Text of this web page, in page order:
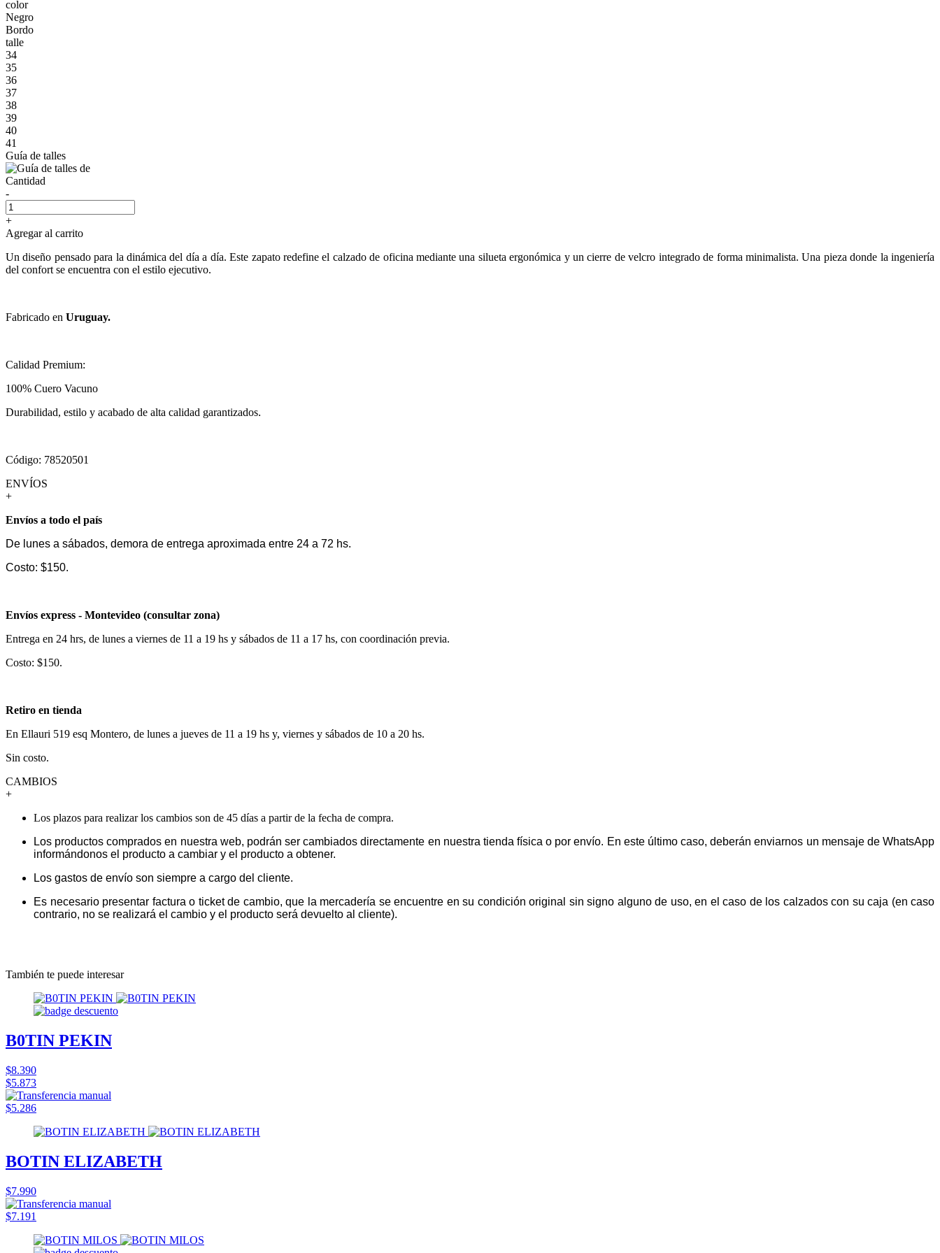
color
Negro
Bordo
talle
34
35
36
37
38
39
40
41
Guía de talles
Cantidad
-
+
Agregar al carrito
Un diseño pensado para la dinámica del día a día. Este zapato redefine el calzado de oficina mediante una silueta ergonómica y un cierre de velcro integrado de forma minimalista. Una pieza donde la ingeniería
del confort se encuentra con el estilo ejecutivo.
Fabricado en Uruguay.
Calidad Premium:
100% Cuero Vacuno
Durabilidad, estilo y acabado de alta calidad garantizados.
Código: 78520501
ENVÍOS
+
Envíos a todo el país
De lunes a sábados, demora de entrega aproximada entre 24 a 72 hs.
Costo: $150.
Envíos express - Montevideo (consultar zona)
Entrega en 24 hrs, de lunes a viernes de 11 a 19 hs y sábados de 11 a 17 hs, con coordinación previa.
Costo: $150.
Retiro en tienda
En Ellauri 519 esq Montero, de lunes a jueves de 11 a 19 hs y, viernes y sábados de 10 a 20 hs.
Sin costo.
CAMBIOS
+
Los plazos para realizar los cambios son de 45 días a partir de la fecha de compra.
Los productos comprados en nuestra web, podrán ser cambiados directamente en nuestra tienda física o por envío. En este último caso, deberán enviarnos un mensaje de WhatsApp
informándonos el producto a cambiar y el producto a obtener.
Los gastos de envío son siempre a cargo del cliente.
Es necesario presentar factura o ticket de cambio, que la mercadería se encuentre en su condición original sin signo alguno de uso, en el caso de los calzados con su caja (en caso
contrario, no se realizará el cambio y el producto será devuelto al cliente).
También te puede interesar
B0TIN PEKIN
$8.390
$5.873
$5.286
BOTIN ELIZABETH
$7.990
$7.191